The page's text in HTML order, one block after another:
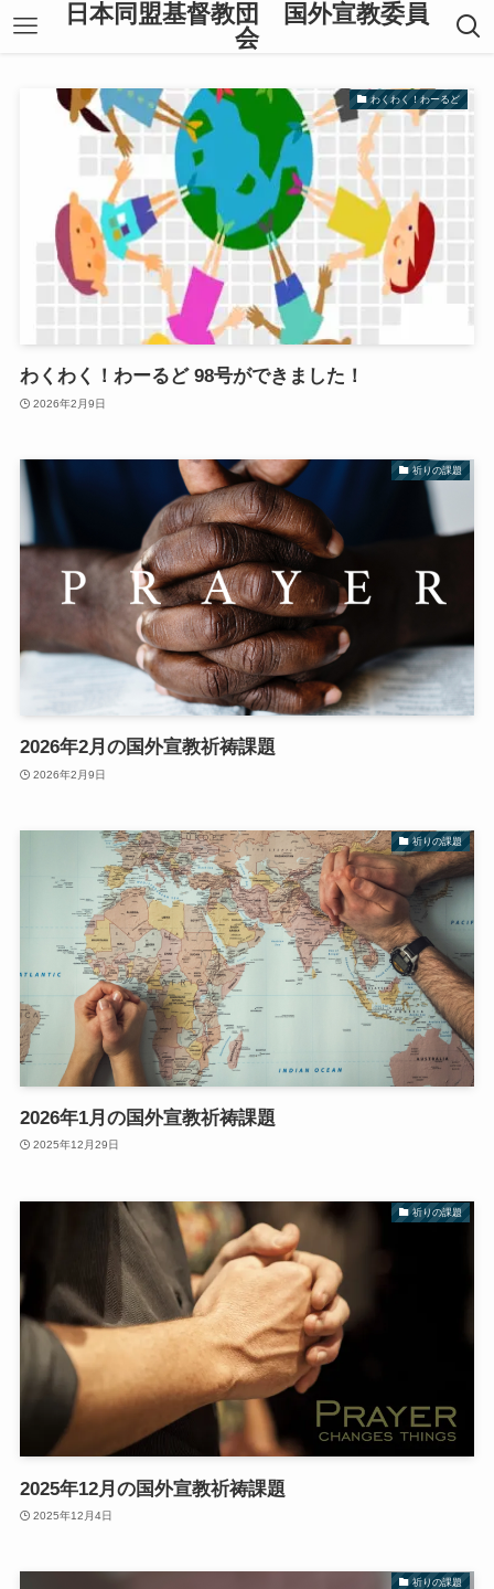
日本同盟基督教団 国外宣教委員
会
わくわく！わーるど
わくわく！わーるど 98号ができました！
2026年2月9日
祈りの課題
2026年2月の国外宣教祈祷課題
2026年2月9日
祈りの課題
2026年1月の国外宣教祈祷課題
2025年12月29日
祈りの課題
2025年12月の国外宣教祈祷課題
2025年12月4日
祈りの課題